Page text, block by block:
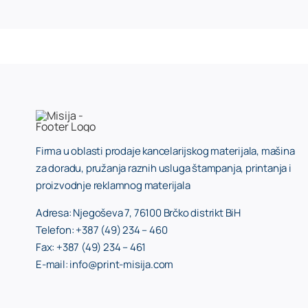
Firma u oblasti prodaje kancelarijskog materijala, mašina
za doradu, pružanja raznih usluga štampanja, printanja i
proizvodnje reklamnog materijala
Adresa: Njegoševa 7, 76100 Brčko distrikt BiH
Telefon: +387 (49) 234 – 460
Fax: +387 (49) 234 – 461
E-mail: info@print-misija.com